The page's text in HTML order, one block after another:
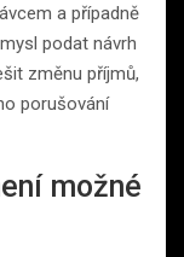
a případně
podat návrh
změnu příjmů,
porušování
možné